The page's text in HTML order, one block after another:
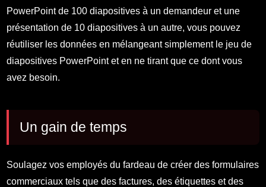
PowerPoint de 100 diapositives à un demandeur et une
présentation de 10 diapositives à un autre, vous pouvez
réutiliser les données en mélangeant simplement le jeu de
diapositives PowerPoint et en ne tirant que ce dont vous
avez besoin.
Un gain de temps
Soulagez vos employés du fardeau de créer des formulaires
commerciaux tels que des factures, des étiquettes et des